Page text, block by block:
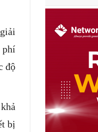
phí
độ
bị